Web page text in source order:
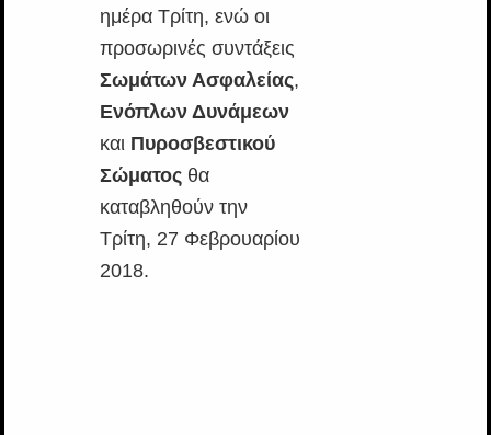
ημέρα Τρίτη, ενώ οι
προσωρινές συντάξεις
Σωμάτων Ασφαλείας,
Ενόπλων Δυνάμεων
και Πυροσβεστικού
Σώματοςθα
καταβληθούν την
Τρίτη, 27 Φεβρουαρίου
2018.